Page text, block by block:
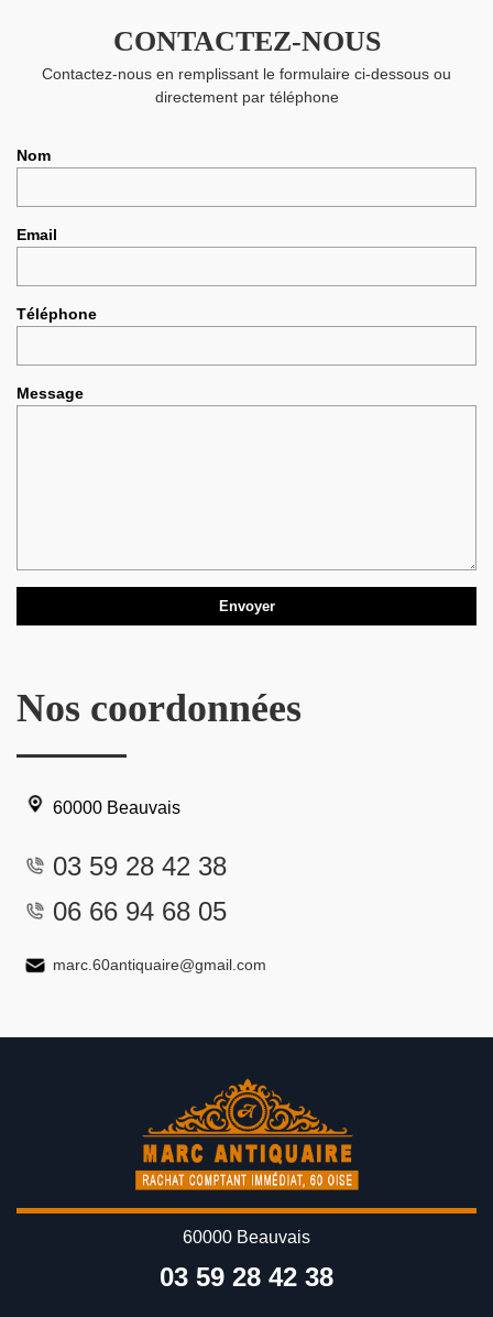
CONTACTEZ-NOUS
Contactez-nous en remplissant le formulaire ci-dessous ou
directement par téléphone
Nom
Email
Téléphone
Message
Nos coordonnées
60000 Beauvais
03 59 28 42 38
06 66 94 68 05
marc.60antiquaire@gmail.com
60000 Beauvais
03 59 28 42 38